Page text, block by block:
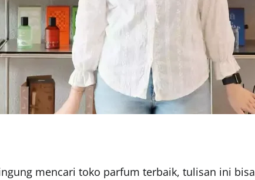
mencari toko parfum terbaik, tulisan ini bisa